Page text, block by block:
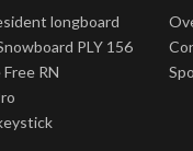
longboard
PLY 156
RN